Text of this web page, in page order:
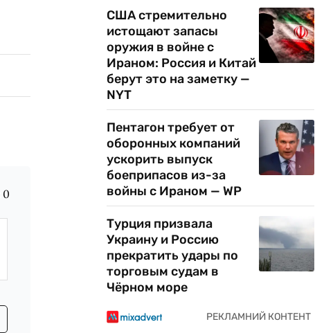
0
США стремительно
истощают запасы
оружия в войне с
Ираном: Россия и Китай
берут это на заметку —
NYT
Пентагон требует от
оборонных компаний
ускорить выпуск
боеприпасов из-за
войны с Ираном — WP
Турция призвала
Украину и Россию
прекратить удары по
торговым судам в
Чёрном море